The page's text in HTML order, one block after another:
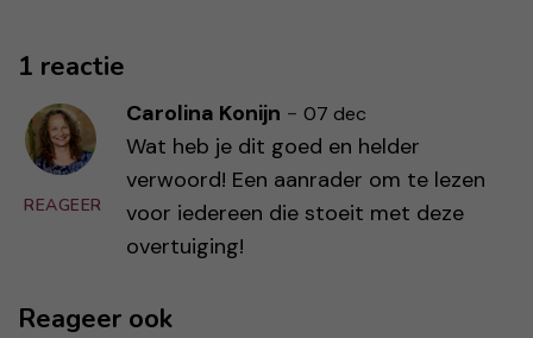
1 reactie
REAGEER
Carolina Konijn - 07 dec
Wat heb je dit goed en helder
verwoord! Een aanrader om te lezen
voor iedereen die stoeit met deze
overtuiging!
Reageer ook